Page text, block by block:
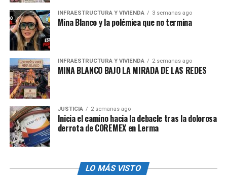
INFRAESTRUCTURA Y VIVIENDA 3 semanas ago
Mina Blanco y la polémica que no termina
INFRAESTRUCTURA Y VIVIENDA 2 semanas ago
MINA BLANCO BAJO LA MIRADA DE LAS REDES
JUSTICIA 2 semanas ago
Inicia el camino hacia la debacle tras la dolorosa
derrota de COREMEX en Lerma
LO MÁS VISTO